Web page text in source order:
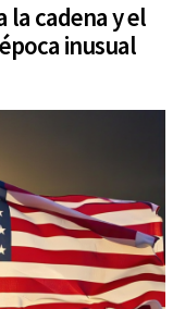
la cadena y el
inusual